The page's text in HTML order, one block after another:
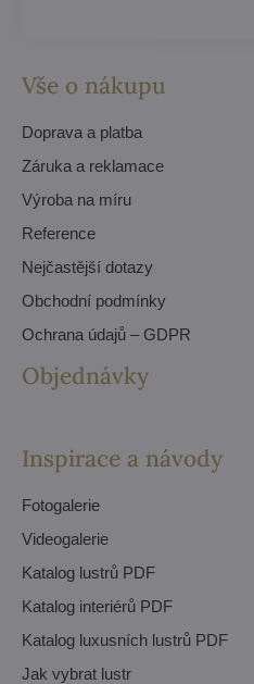
Vše o nákupu
Doprava a platba
Záruka a reklamace
Výroba na míru
Reference
Nejčastější dotazy
Obchodní podmínky
Ochrana údajů – GDPR
Objednávky
Inspirace a návody
Fotogalerie
Videogalerie
Katalog lustrů PDF
Katalog interiérů PDF
Katalog luxusních lustrů PDF
Jak vybrat lustr